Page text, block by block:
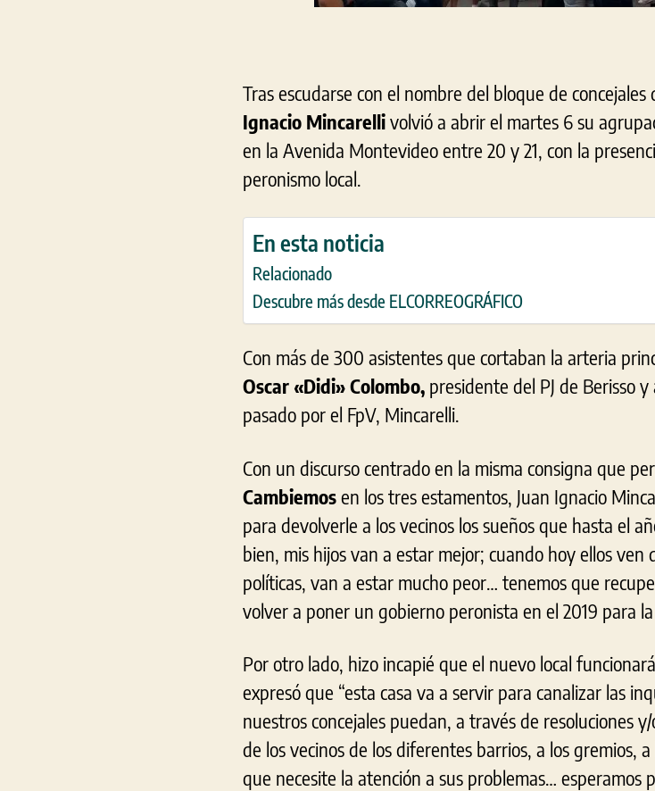
Tras escudarse con el nombre del bloque de concejales
Ignacio Mincarellivolvió a abrir el martes 6 su
en la Avenida Montevideo entre 20 y 21, con la
peronismo local.
En esta noticia
Relacionado
Descubre más desde ELCORREOGRÁFICO
Con más de 300 asistentes que cortaban la arteria
Oscar «Didi» Colombo, presidente del PJ de Berisso
pasado por el FpV, Mincarelli.
Con un discurso centrado en la misma consigna que
Cambiemosen los tres estamentos, Juan Ignacio
para devolverle a los vecinos los sueños que hasta el
bien, mis hijos van a estar mejor; cuando hoy ellos ven
políticas, van a estar mucho peor… tenemos que
volver a poner un gobierno peronista en el 2019 para
Por otro lado, hizo incapié que el nuevo local
expresó que “esta casa va a servir para canalizar las
nuestros concejales puedan, a través de resoluciones
de los vecinos de los diferentes barrios, a los gremios,
que necesite la atención a sus problemas… esperamos